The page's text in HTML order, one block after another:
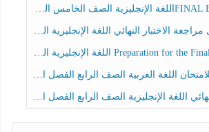
النهائي اللغة الإنجليزية الصف الرابع الفصل الثالث
اللغة العربية الصف الرابع الفصل الثالث
اللغة الإنجليزية الصف الرابع الفصل الثالث